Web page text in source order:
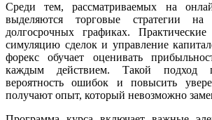
Среди тем, рассматриваемых на
выделяются торговые стратегии на
долгосрочных графиках.
симуляцию сделок и управление
форекс обучает оценивать
каждым действием. Такой подход
вероятность ошибок и повысить
получают опыт, который невозможно